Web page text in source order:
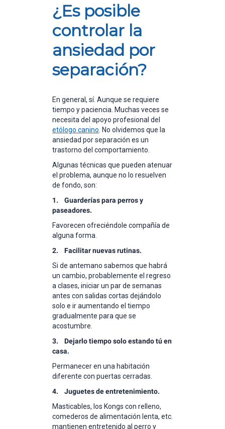
¿Es posible
controlar la
ansiedad por
separación?
En general, sí. Aunque se requiere
tiempo y paciencia. Muchas veces se
necesita del apoyo profesional del
etólogo canino . No olvidemos que la
ansiedad por separación es un
trastorno del comportamiento.
Algunas técnicas que pueden atenuar
el problema, aunque no lo resuelven
de fondo, son:
1. Guarderías para perros y
paseadores.
Favorecen ofreciéndole compañía de
alguna forma.
2. Facilitar nuevas rutinas.
Si de antemano sabemos que habrá
un cambio, probablemente el regreso
a clases, iniciar un par de semanas
antes con salidas cortas dejándolo
solo e ir aumentando el tiempo
gradualmente para que se
acostumbre.
3. Dejarlo tiempo solo estando tú en
casa.
Permanecer en una habitación
diferente con puertas cerradas.
4. Juguetes de entretenimiento.
Masticables, los Kongs con relleno,
comederos de alimentación lenta, etc.
mantienen entretenido al perro y